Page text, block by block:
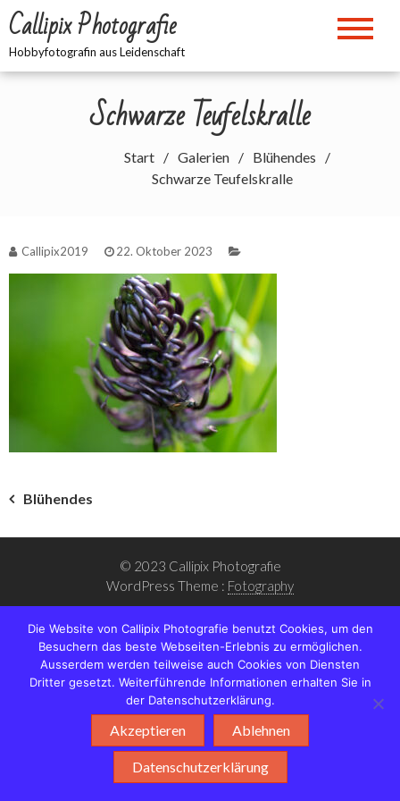
Zum
Inhalt
springen
Callipix Photografie
Hobbyfotografin aus Leidenschaft
Schwarze Teufelskralle
Start Galerien
Blühendes
Schwarze Teufelskralle
Callipix2019 22. Oktober 2023
Beitragsnavigation
Blühendes
© 2023 Callipix Photografie
WordPress Theme : Fotography
Die Website von Callipix Photografie benutzt Cookies, um den
Besuchern das beste Webseiten-Erlebnis zu ermöglichen.
Ausserdem werden teilweise auch Cookies von Diensten
Dritter gesetzt. Weiterführende Informationen erhalten Sie in
der Datenschutzerklärung.
Akzeptieren Ablehnen
Datenschutzerklärung